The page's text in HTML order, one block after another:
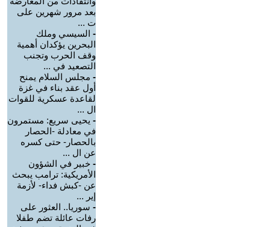
بعد مرور شهرين على
ت ...
- السيسي وملك
البحرين يؤكدان أهمية
وقف الحرب وتجنب
التصعيد في ...
- مجلس السلام يمنح
أول عقد بناء في غزة
لقاعدة عسكرية للقوات
ال ...
- يحيى سريع: مستمرون
في معادلة -الحصار
بالحصار- حتى كسره
عن ال ...
- خبير في الشؤون
الأمريكية: ترامب يبحث
عن -كبش فداء- لأزمة
إير ...
- سوريا.. العثور على
رفات عائلة تضم طفلا